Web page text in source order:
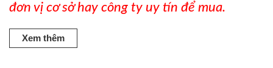
đơn vị cơ sở hay công ty uy tín để mua.
Xem thêm